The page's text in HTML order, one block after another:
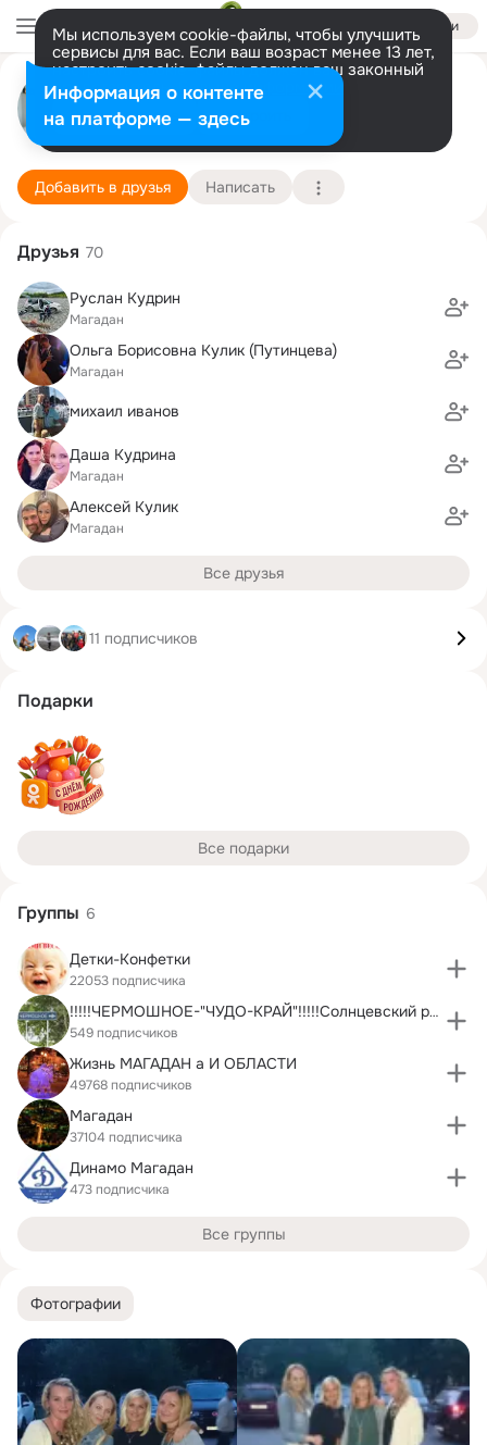
Войти
Мы используем cookie-файлы, чтобы улучшить
сервисы для вас. Если ваш возраст менее 13 лет,
настроить cookie-файлы должен ваш законный
представитель. Больше информации
Разрешить все Настроить
Елизавета Каргина (Воронина)
Санкт-петербург
1 лицей им Н.К. КрупскойПодробнее
Добавить в друзья Написать
Фотографии
Друзья 70
Руслан Кудрин
Магадан
Ольга Борисовна Кулик (Путинцева)
Магадан
михаил иванов
Даша Кудрина
Магадан
Алексей Кулик
Магадан
Все друзья
11 подписчиков
Подарки
Все подарки
Группы 6
Детки-Конфетки
22053 подписчика
!!!!!ЧЕРМОШНОЕ-"ЧУДО-КРАЙ"!!!!!Солнцевский р-он Ку
549 подписчиков
Жизнь МАГАДАН а И ОБЛАСТИ
49768 подписчиков
Магадан
37104 подписчика
Динамо Магадан
473 подписчика
Все группы
Информация о контенте
на платформе — здесь